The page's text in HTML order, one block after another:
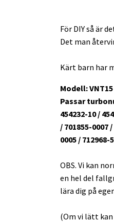
För DIY så är
Det man
Kärt barn har
Modell: VNT15
Passar
454232-10 /
/ 701855-0007
0005 / 712968-
OBS. Vi kan
en hel del
lära dig på
(Om vi lätt